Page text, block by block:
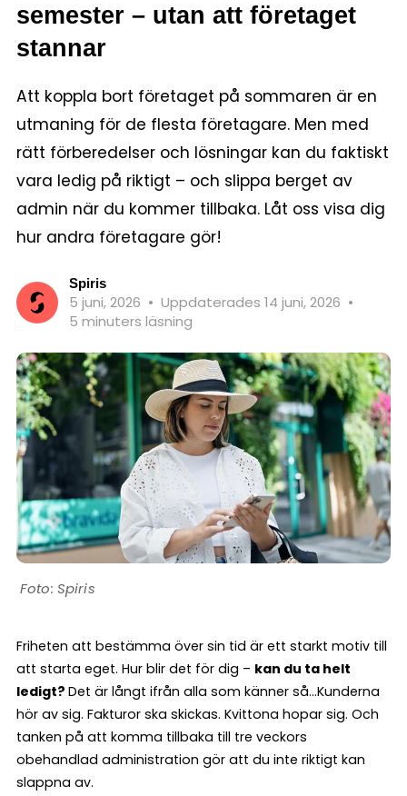
semester – utan att företaget
stannar
Att koppla bort företaget på sommaren är en
utmaning för de flesta företagare. Men med
rätt förberedelser och lösningar kan du faktiskt
vara ledig på riktigt – och slippa berget av
admin när du kommer tillbaka. Låt oss visa dig
hur andra företagare gör!
Spiris
5 juni, 2026 • Uppdaterades 14 juni, 2026 •
5 minuters läsning
Spiris
Friheten att bestämma över sin tid är ett starkt motiv till
att starta eget. Hur blir det för dig – kan du ta helt
ledigt? Det är långt ifrån alla som känner så…Kunderna
hör av sig. Fakturor ska skickas. Kvittona hopar sig. Och
tanken på att komma tillbaka till tre veckors
obehandlad administration gör att du inte riktigt kan
slappna av.